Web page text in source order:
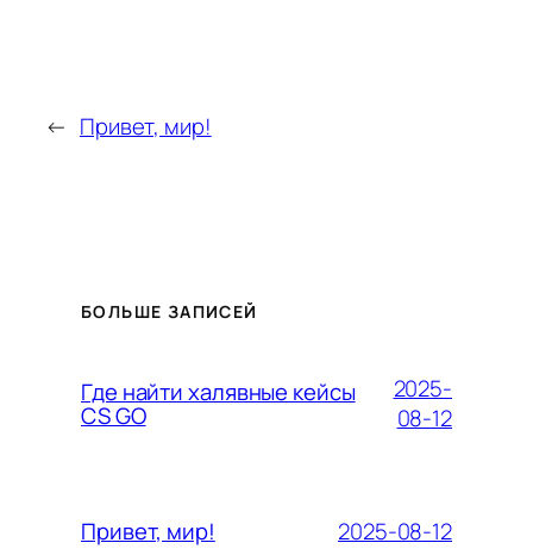
← Привет, мир!
БОЛЬШЕ ЗАПИСЕЙ
Где найти халявные кейсы
CS GO
2025-
08-12
Привет, мир! 2025-08-12